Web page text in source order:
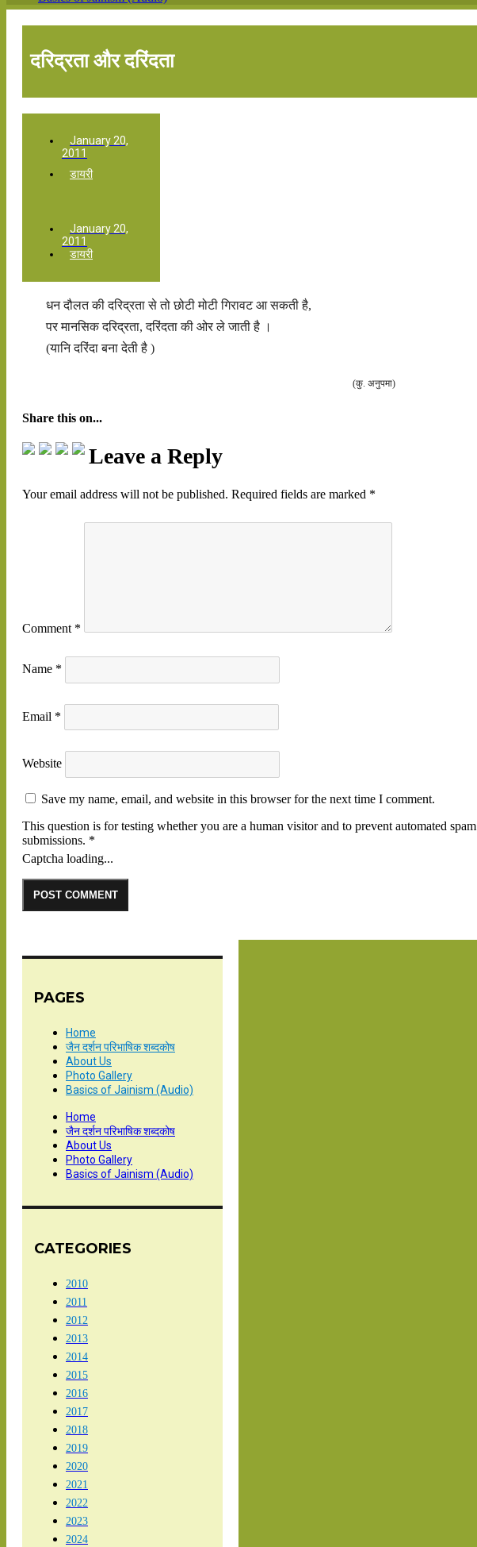
दरिद्रता और दरिंदता
January 20,
2011
डायरी
January 20,
2011
डायरी
धन दौलत की दरिद्रता से तो छोटी मोटी गिरावट आ सकती है,
पर मानसिक दरिद्रता, दरिंदता की ओर ले जाती है ।
(यानि दरिंदा बना देती है )
(कु. अनुपमा)
Share this on...
Leave a Reply
Your email address will not be published. Required fields are marked *
Comment *
Name *
Email *
Website
Save my name, email, and website in this browser for the next time I comment.
This question is for testing whether you are a human visitor and to prevent automated spam
submissions. *
Captcha loading...
PAGES
Home
जैन दर्शन परिभाषिक शब्दकोष
About Us
Photo Gallery
Basics of Jainism (Audio)
Home
जैन दर्शन परिभाषिक शब्दकोष
About Us
Photo Gallery
Basics of Jainism (Audio)
CATEGORIES
2010
2011
2012
2013
2014
2015
2016
2017
2018
2019
2020
2021
2022
2023
2024